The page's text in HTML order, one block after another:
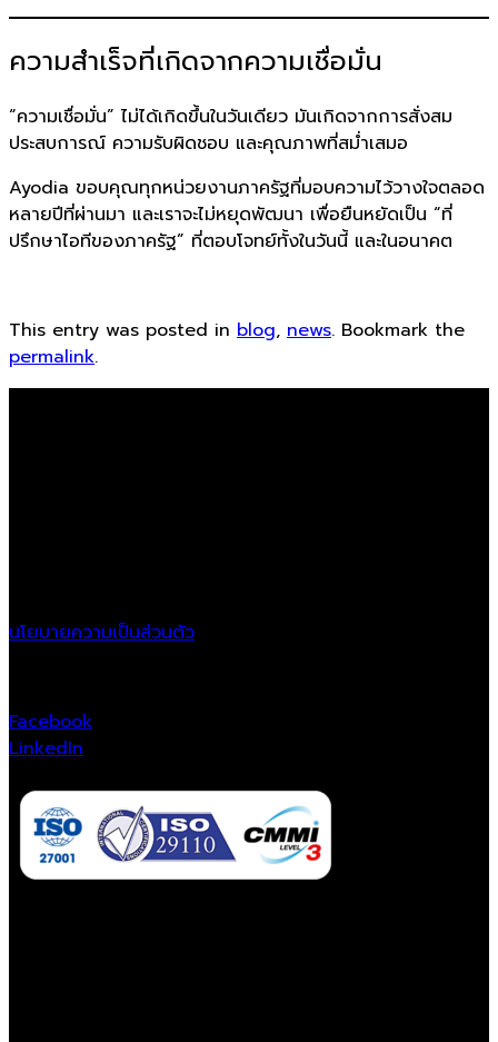
ความสำเร็จที่เกิดจากความเชื่อมั่น
“ความเชื่อมั่น” ไม่ได้เกิดขึ้นในวันเดียว มันเกิดจากการสั่งสม
ประสบการณ์ ความรับผิดชอบ และคุณภาพที่สม่ำเสมอ
Ayodia ขอบคุณทุกหน่วยงานภาครัฐที่มอบความไว้วางใจตลอด
หลายปีที่ผ่านมา และเราจะไม่หยุดพัฒนา เพื่อยืนหยัดเป็น “ที่
ปรึกษาไอทีของภาครัฐ” ที่ตอบโจทย์ทั้งในวันนี้ และในอนาคต
This entry was posted in blog, news. Bookmark the
permalink.
นโยบายความเป็นส่วนตัว
Facebook
LinkedIn